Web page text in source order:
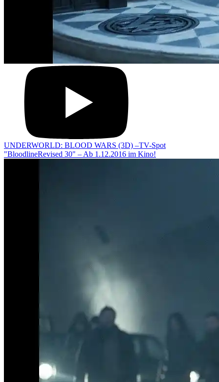
UNDERWORLD: BLOOD WARS (3D) –TV-Spot
"BloodlineRevised 30" – Ab 1.12.2016 im Kino!